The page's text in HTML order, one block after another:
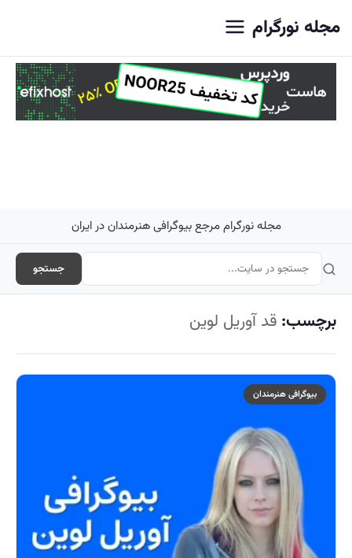
مجله نورگرام
مجله نورگرام مرجع بیوگرافی هنرمندان در ایران
جستجو
برچسب: قد آوریل لوین
بیوگرافی هنرمندان